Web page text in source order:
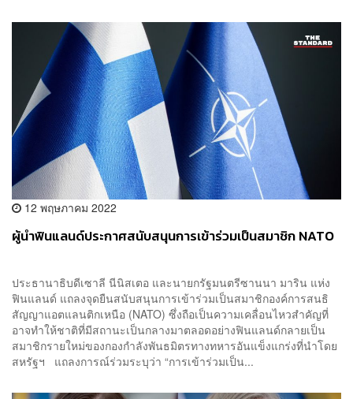
12 พฤษภาคม 2022
ผู้นำฟินแลนด์ประกาศสนับสนุนการเข้าร่วมเป็นสมาชิก NATO
ประธานาธิบดีเซาลี นีนิสเตอ และนายกรัฐมนตรีซานนา มาริน แห่ง
ฟินแลนด์ แถลงจุดยืนสนับสนุนการเข้าร่วมเป็นสมาชิกองค์การสนธิ
สัญญาแอตแลนติกเหนือ (NATO) ซึ่งถือเป็นความเคลื่อนไหวสำคัญที่
อาจทำให้ชาติที่มีสถานะเป็นกลางมาตลอดอย่างฟินแลนด์กลายเป็น
สมาชิกรายใหม่ของกองกำลังพันธมิตรทางทหารอันแข็งแกร่งที่นำโดย
สหรัฐฯ แถลงการณ์ร่วมระบุว่า “การเข้าร่วมเป็น...